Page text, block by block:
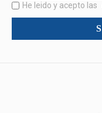
y
mucho
He leido y acepto las